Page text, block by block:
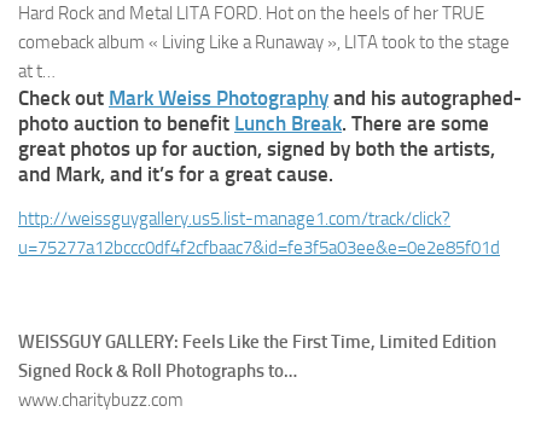
Hard Rock and Metal LITA FORD. Hot on the heels of her TRUE
comeback album « Living Like a Runaway », LITA took to the stage
at t…
Check out Mark Weiss Photography and his autographed-
photo auction to benefit Lunch Break. There are some
great photos up for auction, signed by both the artists,
and Mark, and it’s for a great cause.
http://weissguygallery.us5.list-manage1.com/track/click?
u=75277a12bccc0df4f2cfbaac7&id=fe3f5a03ee&e=0e2e85f01d
WEISSGUY GALLERY: Feels Like the First Time, Limited Edition
Signed Rock & Roll Photographs to…
www.charitybuzz.com